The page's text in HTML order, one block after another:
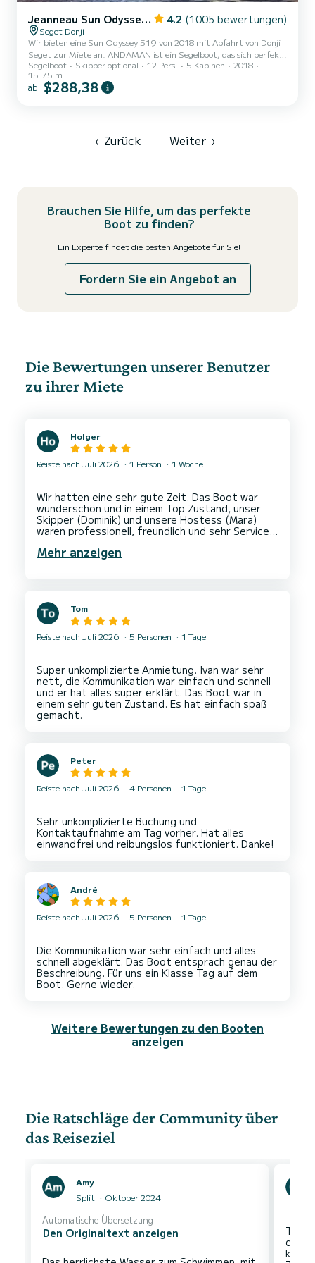
Jeanneau Sun Odyssey 519 4.2 (1005 bewertungen)
Seget Donji
Wir bieten eine Sun Odyssey 519 von 2018 mit Abfahrt von Donji
Seget zur Miete an. ANDAMAN ist ein Segelboot, das sich perfekt
für alle Vermietungen eignet. Dieses Segelboot ist sehr angenehm
zu handhaben für eine Kreuzfahrt von einer Woche oder mehr. Sie
werden eine außergewöhnliche Kreuzfahrt auf diesem 16 Meter
Segelboot Skipper optional 12 Pers. 5 Kabinen
2018
15.75 m
ab $288,38
‹ Zurück Weiter ›
Brauchen Sie Hilfe, um das perfekte
Boot zu finden?
Ein Experte findet die besten Angebote für Sie!
Fordern Sie ein Angebot an
Die Bewertungen unserer Benutzer
zu ihrer Miete
Holger
Reiste nach Juli 2026 1 Person 1 Woche
Wir hatten eine sehr gute Zeit. Das Boot war
wunderschön und in einem Top Zustand, unser
Skipper (Dominik) und unsere Hostess (Mara)
waren professionell, freundlich und sehr Service-
Mehr anzeigen
Tom
Reiste nach Juli 2026 5 Personen 1 Tage
Super unkomplizierte Anmietung. Ivan war sehr
nett, die Kommunikation war einfach und schnell
und er hat alles super erklärt. Das Boot war in
einem sehr guten Zustand. Es hat einfach spaß
Peter
Reiste nach Juli 2026 4 Personen 1 Tage
Sehr unkomplizierte Buchung und
Kontaktaufnahme am Tag vorher. Hat alles
André
Reiste nach Juli 2026 5 Personen 1 Tage
Die Kommunikation war sehr einfach und alles
schnell abgeklärt. Das Boot entsprach genau der
Beschreibung. Für uns ein Klasse Tag auf dem
Weitere Bewertungen zu den Booten
anzeigen
Die Ratschläge der Community über
das Reiseziel
Amy
Split
Oktober 2024
Automatische Übersetzung
Den Originaltext anzeigen
der